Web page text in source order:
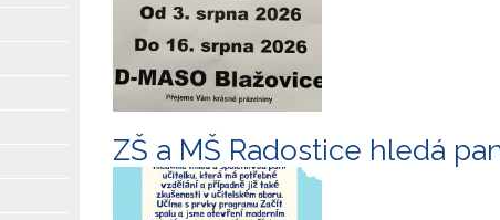
ZŠ a MŠ Radostice hledá